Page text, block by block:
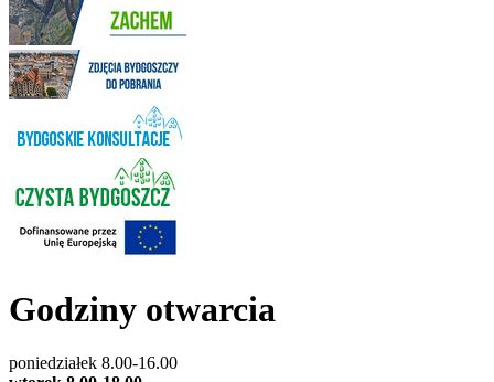
Godziny otwarcia
poniedziałek 8.00-16.00